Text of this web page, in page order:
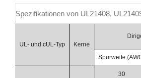
Spezifikationen von UL21408,
UL- und cUL-Typ Kerne
Spurweite
30